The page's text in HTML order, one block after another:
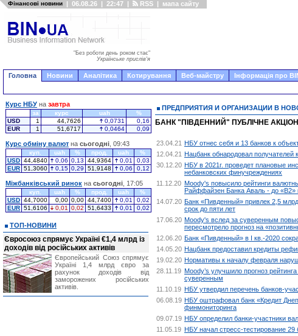
Фінансові новини | 06.08.26 | 22:47 | RSS | мапа сайту
"Без роботи день роком стає"
Українське прислів'я
Головна Новини Аналітика Котирування Веб-майстру Інформація про
ПРЕДПРИЯТИЯ И ОРГАНИЗАЦИИ В
БАНК "ПІВДЕННИЙ" ПУБЛІЧНЕ
23.04.21 НБУ отнес себя и 13 банков к
12.04.21 Нацбанк обнародовал
30.12.20 НБУ в 2021г. проведет плановые
небанковских финучреждениях
11.12.20 Moody's повысило рейтинги
Райффайзен Банка Аваль - до «B2»
14.07.20 Банк «Пивденный» привлек 2,5
срок до пяти лет
17.06.20 Moody's вслед за суверенным
пересмотрело прогноз на
12.06.20 Банк «Пивденный» в I кв.-2020
14.05.20 Нацбанк предоставил кредиты
19.02.20 Нормативы к началу февраля
28.11.19 Moody’s улучшило прогноз
суверенным
11.10.19 НБУ утвердил перечень банков-
06.08.19 НБУ оштрафовал банк «Кредит
финмониторинга
09.07.19 НБУ определил банки-участники
11.05.19 НБУ начал стресс-тестирование 29
Курс НБУ на завтра
за курс uah
%
USD
1 44,7626 0,0731
0,16
EUR
1 51,6717 0,0464 0,09
Курс обміну валют на сьогодні , 09:43
куп. uah % прод. uah
%
USD 44,4840 0,06 0,13 44,9364 0,01
0,03
EUR 51,3060 0,15 0,29 51,9148 0,06 0,12
Міжбанківський ринок на сьогодні , 17:05
куп. uah % прод. uah
%
USD 44,7000 0,00 0,00 44,7400 0,01
0,02
EUR 51,6106 0,01 0,02 51,6433 0,01 0,02
ТОП-НОВИНИ
Євросоюз спрямує Україні €1,4 млрд із
доходів від російських активів
Європейський Союз спрямує
Україні 1,4 млрд євро за
рахунок доходів від
заморожених російських
активів.